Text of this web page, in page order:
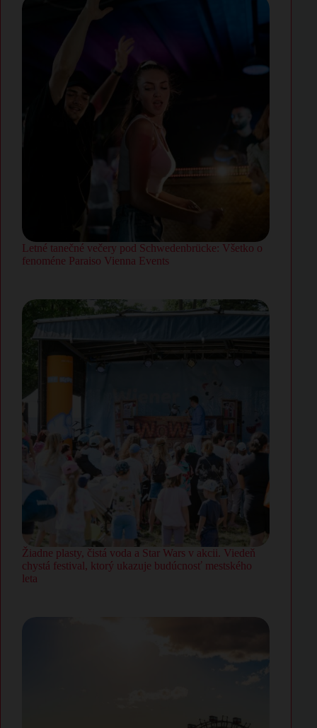
Letné tanečné večery pod Schwedenbrücke: Všetko o
fenoméne Paraiso Vienna Events
Žiadne plasty, čistá voda a Star Wars v akcii. Viedeň
chystá festival, ktorý ukazuje budúcnosť mestského
leta